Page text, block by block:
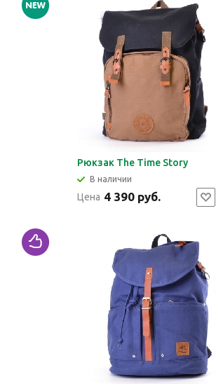
Рюкзак The Time Story
В наличии
Цена 4 390 руб.